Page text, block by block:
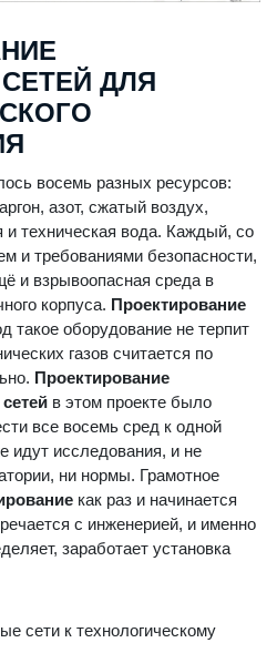
ДЛЯ
восемь разных ресурсов:
азот, сжатый воздух,
и техническая вода. Каждый, со
и требованиями безопасности,
и взрывоопасная среда в
корпуса. Проектирование
такое оборудование не терпит
газов считается по
Проектирование
в этом проекте было
все восемь сред к одной
идут исследования, и не
ни нормы. Грамотное
как раз и начинается
с инженерией, и именно
заработает установка
сети к технологическому